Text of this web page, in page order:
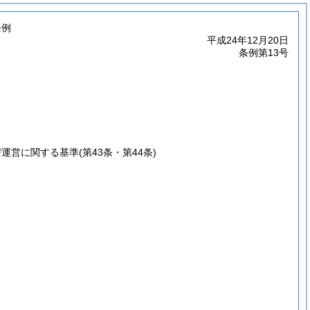
平成24年12月20日
条例第13号
営に関する基準(第43条・第44条)